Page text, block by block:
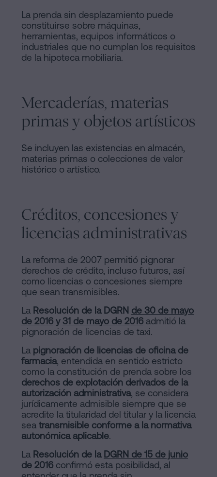
La prenda sin desplazamiento puede
constituirse sobre máquinas,
herramientas, equipos informáticos o
industriales que no cumplan los requisitos
de la hipoteca mobiliaria.
Mercaderías, materias
primas y objetos artísticos
Se incluyen las existencias en almacén,
materias primas o colecciones de valor
histórico o artístico.
Créditos, concesiones y
licencias administrativas
La reforma de 2007 permitió pignorar
derechos de crédito, incluso futuros, así
como licencias o concesiones siempre
que sean transmisibles.
La Resolución de la DGRN de 30 de mayo
de 2016 y 31 de mayo de 2016 admitió la
pignoración de licencias de taxi.
La pignoración de licencias de oficina de
farmacia, entendida en sentido estricto
como la constitución de prenda sobre los
derechos de explotación derivados de la
autorización administrativa, se considera
jurídicamente admisible siempre que se
acredite la titularidad del titular y la licencia
sea transmisible conforme a la normativa
autonómica aplicable.
La Resolución de la DGRN de 15 de junio
de 2016 confirmó esta posibilidad, al